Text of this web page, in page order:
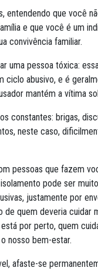
entendendo que você
e que você é um
convivência familiar.
uma pessoa tóxica:
ciclo abusivo, e é
mantém a vítima
constantes: brigas,
neste caso,
pessoas que fazem
pode ser
justamente por
de quem deveria cuidar
por perto, quem
nosso bem-estar.
afaste-se